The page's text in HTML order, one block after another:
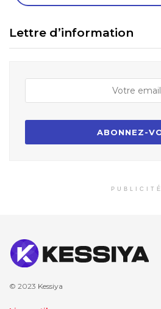
Lettre d’information
PUBLICITÉ
© 2023 Kessiya